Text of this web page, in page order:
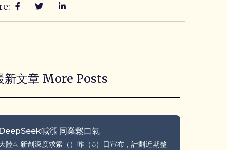
新文章 More Posts
喊漲 同業鬆口氣
陸AI新創深度求索（）昨（6）日宣布，計劃近期整